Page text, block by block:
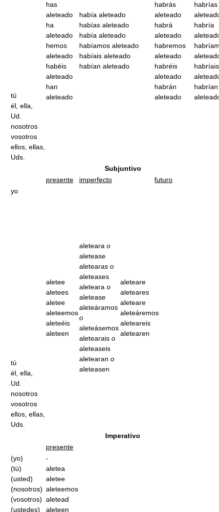
tú
él, ella,
Ud.
nosotros
vosotros
ellos, ellas,
Uds.
has
aleteado
ha
aleteado
hemos
aleteado
habéis
aleteado
han
aleteado
había aleteado
habías aleteado
había aleteado
habíamos aleteado
habíais aleteado
habían aleteado
habrás
aleteado
habrá
aleteado
habremos
aleteado
habréis
aleteado
habrán
aleteado
habrías
habría
habríais
habrían
Subjuntivo
presente
imperfecto
futuro
yo
tú
él, ella,
Ud.
nosotros
vosotros
ellos, ellas,
Uds.
aletee
aletees
aletee
aleteemos
aleteéis
aleteen
aleteara o
aletease
aletearas o
aleteases
aleteara o
aletease
aleteáramos
o
aleteásemos
aletearais o
aleteaseis
aletearan o
aleteasen
aleteare
aleteares
aleteare
aleteáremos
aleteareis
aletearen
Imperativo
presente
(yo)
(tú)
(usted)
(nosotros)
(vosotros)
(ustedes)
-
aletea
aletee
aleteemos
aletead
aleteen